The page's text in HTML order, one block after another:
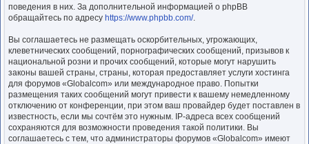
поведения в них. За дополнительной информацией о phpBB
обращайтесь по адресу https://www.phpbb.com/.
Вы соглашаетесь не размещать оскорбительных, угрожающих,
клеветнических сообщений, порнографических сообщений, призывов к
национальной розни и прочих сообщений, которые могут нарушить
законы вашей страны, страны, которая предоставляет услуги хостинга
для форумов «Globalcom» или международное право. Попытки
размещения таких сообщений могут привести к вашему немедленному
отключению от конференции, при этом ваш провайдер будет поставлен в
известность, если мы сочтём это нужным. IP-адреса всех сообщений
сохраняются для возможности проведения такой политики. Вы
соглашаетесь с тем, что администраторы форумов «Globalcom» имеют